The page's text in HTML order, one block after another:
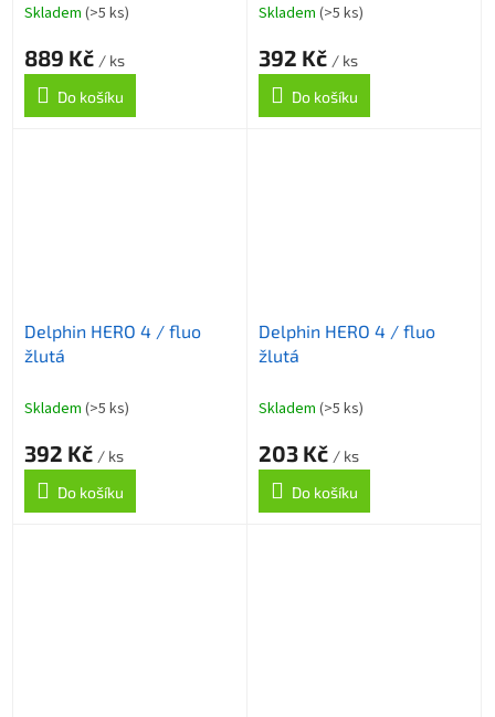
Skladem (>5 ks)
889 Kč / ks
Do košíku
Skladem (>5 ks)
392 Kč / ks
Do košíku
Delphin HERO 4 / fluo
žlutá
Skladem (>5 ks)
392 Kč / ks
Do košíku
Delphin HERO 4 / fluo
žlutá
Skladem (>5 ks)
203 Kč / ks
Do košíku